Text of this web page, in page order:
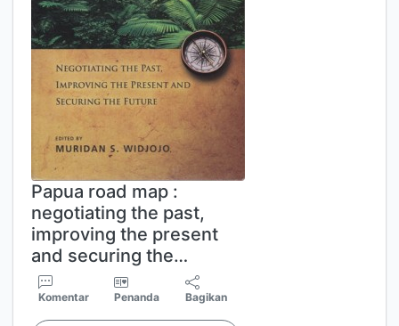
Papua road map :
negotiating the past,
improving the present
and securing the…
Komentar Penanda Bagikan